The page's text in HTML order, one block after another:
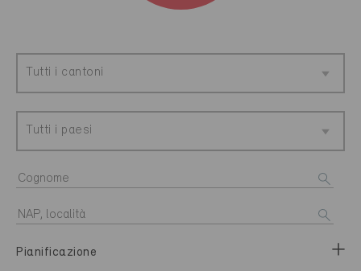
Tutti i cantoni
Tutti i paesi
Pianificazione